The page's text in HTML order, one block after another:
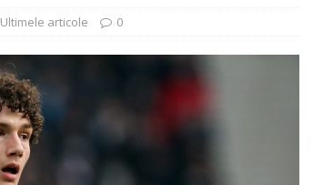
Ultimele articole 0